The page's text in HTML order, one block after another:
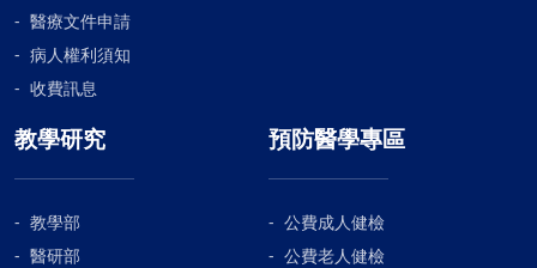
醫療文件申請
病人權利須知
收費訊息
教學研究
教學部
醫研部
預防醫學專區
公費成人健檢
公費老人健檢